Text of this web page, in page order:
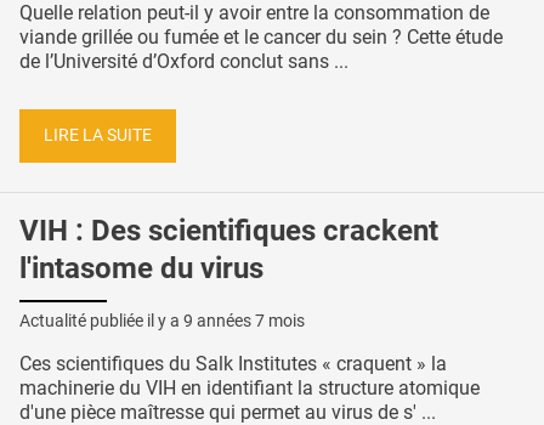
Quelle relation peut-il y avoir entre la consommation de
viande grillée ou fumée et le cancer du sein ? Cette étude
de l’Université d’Oxford conclut sans ...
LIRE LA SUITE
VIH : Des scientifiques crackent
l'intasome du virus
Actualité publiée il y a 9 années 7 mois
Ces scientifiques du Salk Institutes « craquent » la
machinerie du VIH en identifiant la structure atomique
d'une pièce maîtresse qui permet au virus de s' ...